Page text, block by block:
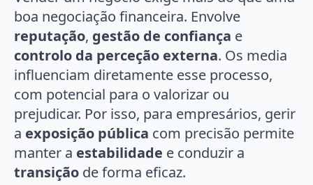
boa negociação financeira. Envolve
reputação, gestão de confiança e
controlo da perceção externa. Os media
influenciam diretamente esse processo,
com potencial para o valorizar ou
prejudicar. Por isso, para empresários, gerir
a exposição pública com precisão permite
manter a estabilidade e conduzir a
transição de forma eficaz.